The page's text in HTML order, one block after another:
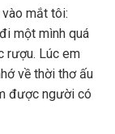
mắt tôi:
một mình quá
rượu. Lúc em
về thời thơ ấu
được người có